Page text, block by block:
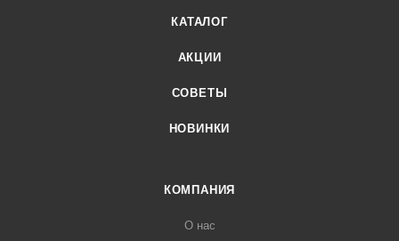
КАТАЛОГ
АКЦИИ
СОВЕТЫ
НОВИНКИ
КОМПАНИЯ
О нас